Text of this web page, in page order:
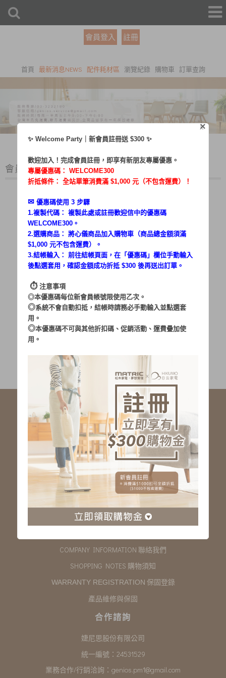
會員登入 註冊
首頁 最新消息NEWS 配件耗材區 瀏覽紀錄 購物車 訂單查詢
會員登入
帳號：
密碼：
社群服務連結
線上客服 LINE 歡迎加入 <LINE ID: @matric.jp>
線上客服 Facebook 歡迎加入
服務專線：03-323-2180
客服信箱 :genios.service@gmail.com
服務時間：星期一至星期五 上午9:00~下午6:00
例假日休假
購物說明
COMPANY INFORMATION 聯絡我們
SHOPPING NOTES 購物須知
WARRANTY REGISTRATION 保固登錄
產品維修與保固
合作諮詢
婕尼思股份有限公司
統一編號：24531529
業務合作/行銷洽詢： genios.pm1@gmail.com
×
X
✨ Welcome Party｜新會員註冊送 $300 ✨
歡迎加入！完成會員註冊，即享有新朋友專屬優惠。
專屬優惠碼： WELCOME300
折抵條件： 全站單筆消費滿 $1,000 元（不包含運費）！
✉︎ 優惠碼使用 3 步驟
1.複製代碼： 複製此處或註冊歡迎信中的優惠碼
WELCOME300。
2.選購商品： 將心儀商品加入購物車（商品總金額須滿
$1,000 元不包含運費）。
3.結帳輸入： 前往結帳頁面，在「優惠碼 」欄位手動輸入
後點選套用，確認金額成功折抵 $300 後再送出訂單。
⏱︎ 注意事項
◎本優惠碼每位新會員帳號限使用乙次。
◎系統不會自動扣抵，結帳時請務必手動輸入並點選套
用。
◎本優惠碼不可與其他折扣碼、促銷活動、運費疊加使
用。